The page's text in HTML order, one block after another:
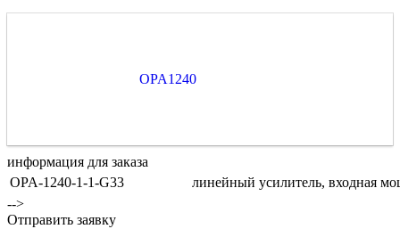
OPA1240
информация для заказа
OPA-1240-1-1-G33
линейный усилитель, входная
-->
Отправить заявку